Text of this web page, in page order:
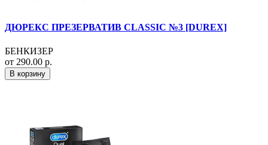
ДЮРЕКС ПРЕЗЕРВАТИВ CLASSIC №3 [DUREX]
БЕНКИЗЕР
от 290.00 р.
В корзину